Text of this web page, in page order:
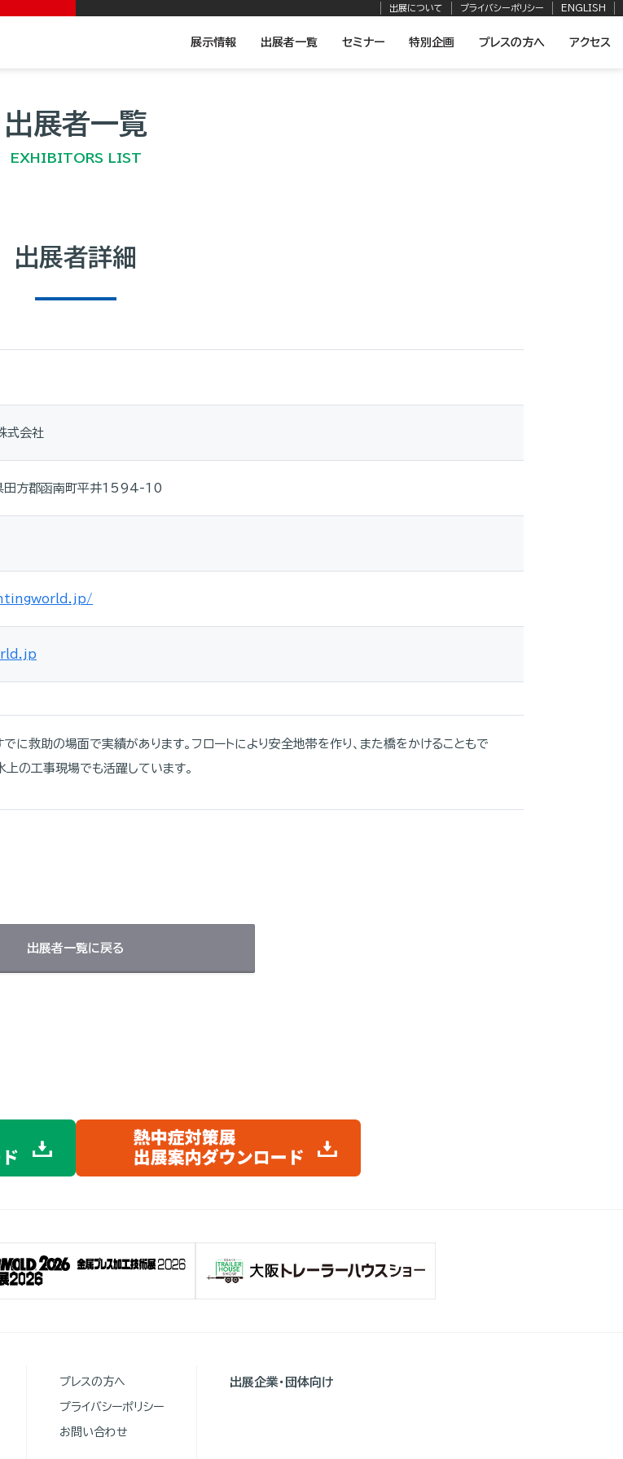
出展について プライバシーポリシー ENGLISH
展示情報 出展者一覧 セミナー 特別企画 プレスの方へ アクセス
出展者一覧
EXHIBITORS LIST
出展者詳細
式会社
方郡函南町平井1594-10
に救助の場面で実績があります。フロートにより安全地帯を作り、また橋をかけることもで
の工事現場でも活躍しています。
出展者一覧に戻る
プレスの方へ
プライバシーポリシー
お問い合わせ
出展企業・団体向け